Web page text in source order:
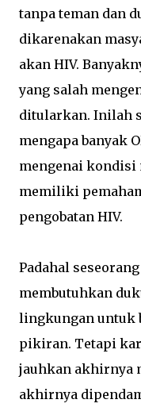
tanpa teman dan
dikarenakan
akan HIV.
yang salah
ditularkan. Inilah
mengapa banyak
mengenai kondisi
memiliki
pengobatan HIV.
Padahal
membutuhkan
lingkungan untuk
pikiran. Tetapi
jauhkan akhirnya
akhirnya